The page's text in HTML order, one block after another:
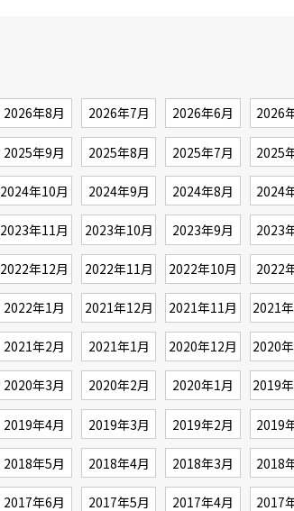
2026年8月 2026年7月 2026年6月 2026
2025年9月 2025年8月 2025年7月 2025
2024年10月 2024年9月 2024年8月 2024
2023年11月 2023年10月 2023年9月 2023
2022年12月 2022年11月 2022年10月 2022
2022年1月 2021年12月 2021年11月 2021
2021年2月 2021年1月 2020年12月 2020
2020年3月 2020年2月 2020年1月 2019
2019年4月 2019年3月 2019年2月 2019
2018年5月 2018年4月 2018年3月 2018
2017年6月 2017年5月 2017年4月 2017